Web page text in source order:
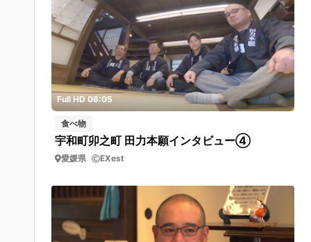
Full HD 06:05
食べ物
宇和町卯之町 田力本願インタビュー④
愛媛県 EXest